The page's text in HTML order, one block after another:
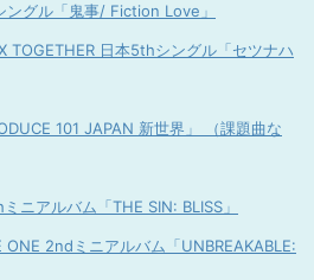
ングル「鬼事/ Fiction Love」
TOGETHER 日本5thシングル「セツナハ
101 JAPAN 新世界」 （課題曲な
ニアルバム「THE SIN: BLISS」
ONE 2ndミニアルバム「UNBREAKABLE: